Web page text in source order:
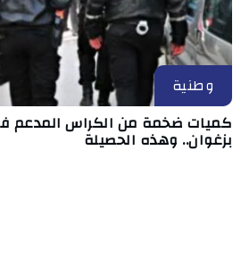
وطنية
كميات ضخمة من الكراس المدعم
بزغوان.. وهذه الحصيلة